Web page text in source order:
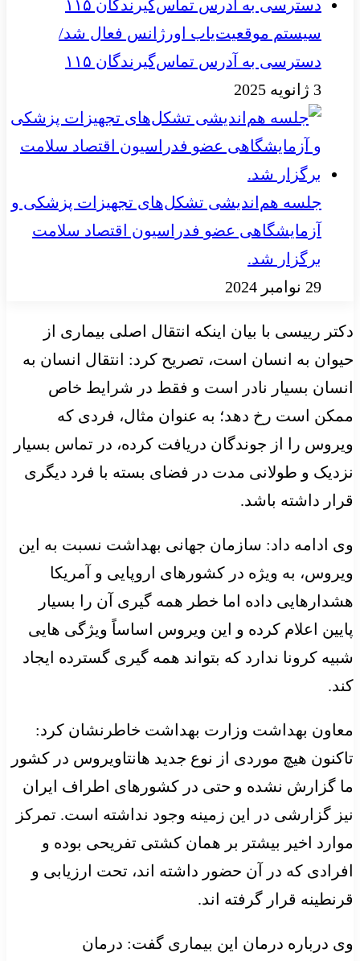
سیستم موقعیت‌یاب اورژانس فعال شد/
دسترسی به آدرس تماس‌گیرندگان ۱۱۵
3 ژانویه 2025
جلسه هم‌اندیشی تشکل‌های تجهیزات پزشکی و
آزمایشگاهی عضو فدراسیون اقتصاد سلامت
برگزار شد.
29 نوامبر 2024
دکتر رییسی با بیان اینکه انتقال اصلی بیماری از
حیوان به انسان است، تصریح کرد: انتقال انسان به
انسان بسیار نادر است و فقط در شرایط خاص
ممکن است رخ دهد؛ به عنوان مثال، فردی که
ویروس را از جوندگان دریافت کرده، در تماس بسیار
نزدیک و طولانی مدت در فضای بسته با فرد دیگری
قرار داشته باشد.
وی ادامه داد: سازمان جهانی بهداشت نسبت به این
ویروس، به ویژه در کشورهای اروپایی و آمریکا
هشدارهایی داده اما خطر همه گیری آن را بسیار
پایین اعلام کرده و این ویروس اساساً ویژگی هایی
شبیه کرونا ندارد که بتواند همه گیری گسترده ایجاد
کند.
معاون بهداشت وزارت بهداشت خاطرنشان کرد:
تاکنون هیچ موردی از نوع جدید هانتاویروس در کشور
ما گزارش نشده و حتی در کشورهای اطراف ایران
نیز گزارشی در این زمینه وجود نداشته است. تمرکز
موارد اخیر بیشتر بر همان کشتی تفریحی بوده و
افرادی که در آن حضور داشته اند، تحت ارزیابی و
قرنطینه قرار گرفته اند.
وی درباره درمان این بیماری گفت: درمان